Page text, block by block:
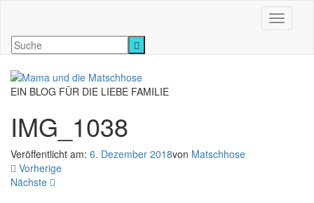
EIN BLOG FÜR DIE LIEBE FAMILIE
IMG_1038
Veröffentlicht am: 6. Dezember 2018von Matschhose
Vorherige
Nächste